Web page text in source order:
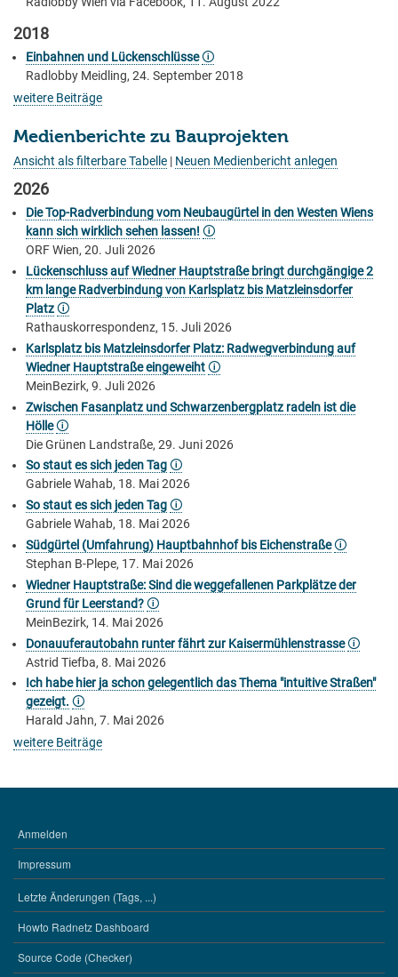
2018
Einbahnen und Lückenschlüsse🛈
Radlobby Meidling, 24. September 2018
weitere Beiträge
Medienberichte zu Bauprojekten
Ansicht als filterbare Tabelle | Neuen Medienbericht anlegen
2026
Die Top-Radverbindung vom Neubaugürtel in den Westen Wiens
kann sich wirklich sehen lassen! 🛈
ORF Wien, 20. Juli 2026
Lückenschluss auf Wiedner Hauptstraße bringt durchgängige 2
km lange Radverbindung von Karlsplatz bis Matzleinsdorfer
Platz🛈
Rathauskorrespondenz, 15. Juli 2026
Karlsplatz bis Matzleinsdorfer Platz: Radwegverbindung auf
Wiedner Hauptstraße eingeweiht🛈
MeinBezirk, 9. Juli 2026
Zwischen Fasanplatz und Schwarzenbergplatz radeln ist die
Hölle🛈
Die Grünen Landstraße, 29. Juni 2026
So staut es sich jeden Tag🛈
Gabriele Wahab, 18. Mai 2026
So staut es sich jeden Tag🛈
Gabriele Wahab, 18. Mai 2026
Südgürtel (Umfahrung) Hauptbahnhof bis Eichenstraße🛈
Stephan B-Plepe, 17. Mai 2026
Wiedner Hauptstraße: Sind die weggefallenen Parkplätze der
Grund für Leerstand?🛈
MeinBezirk, 14. Mai 2026
Donauuferautobahn runter fährt zur Kaisermühlenstrasse🛈
Astrid Tiefba, 8. Mai 2026
Ich habe hier ja schon gelegentlich das Thema "intuitive Straßen"
gezeigt. 🛈
Harald Jahn, 7. Mai 2026
weitere Beiträge
BENUTZERMENÜ
Anmelden
Impressum
WERKZEUGE
Letzte Änderungen (Tags, ...)
Howto Radnetz Dashboard
Source Code (Checker)